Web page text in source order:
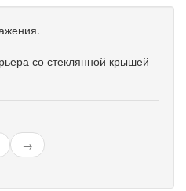
со стеклянной крышей-
→